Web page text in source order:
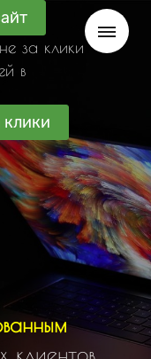
за клики
в
клики
клиентов